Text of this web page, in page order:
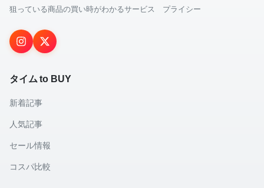
狙っている商品の買い時がわかるサービス プライシー
タイム to BUY
新着記事
人気記事
セール情報
コスパ比較